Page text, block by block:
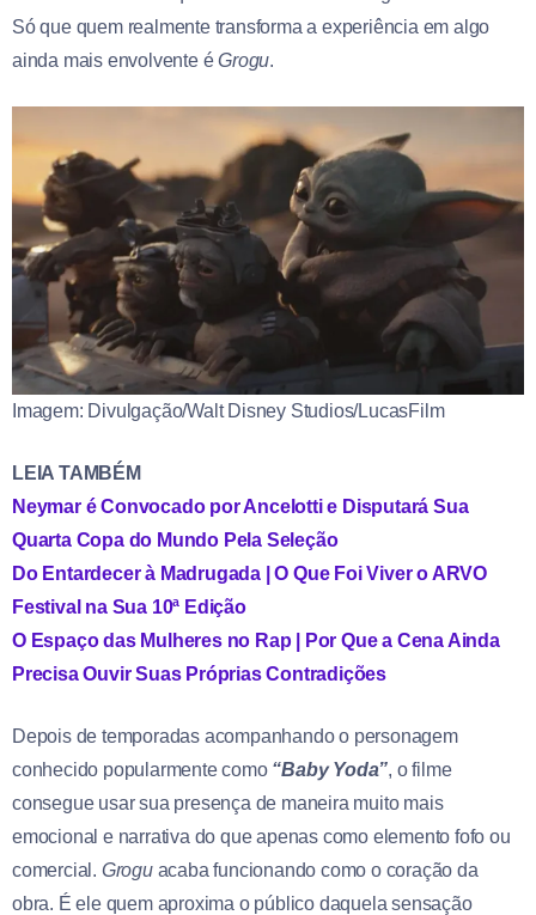
Só que quem realmente transforma a experiência em algo
ainda mais envolvente éGrogu.
Imagem: Divulgação/Walt Disney Studios/LucasFilm
LEIA TAMBÉM
Neymar é Convocado por Ancelotti e Disputará Sua
Quarta Copa do Mundo Pela Seleção
Do Entardecer à Madrugada | O Que Foi Viver o ARVO
Festival na Sua 10ª Edição
O Espaço das Mulheres no Rap | Por Que a Cena Ainda
Precisa Ouvir Suas Próprias Contradições
Depois de temporadas acompanhando o personagem
conhecido popularmente como “Baby Yoda”, o filme
consegue usar sua presença de maneira muito mais
emocional e narrativa do que apenas como elemento fofo ou
comercial. Groguacaba funcionando como o coração da
obra. É ele quem aproxima o público daquela sensação